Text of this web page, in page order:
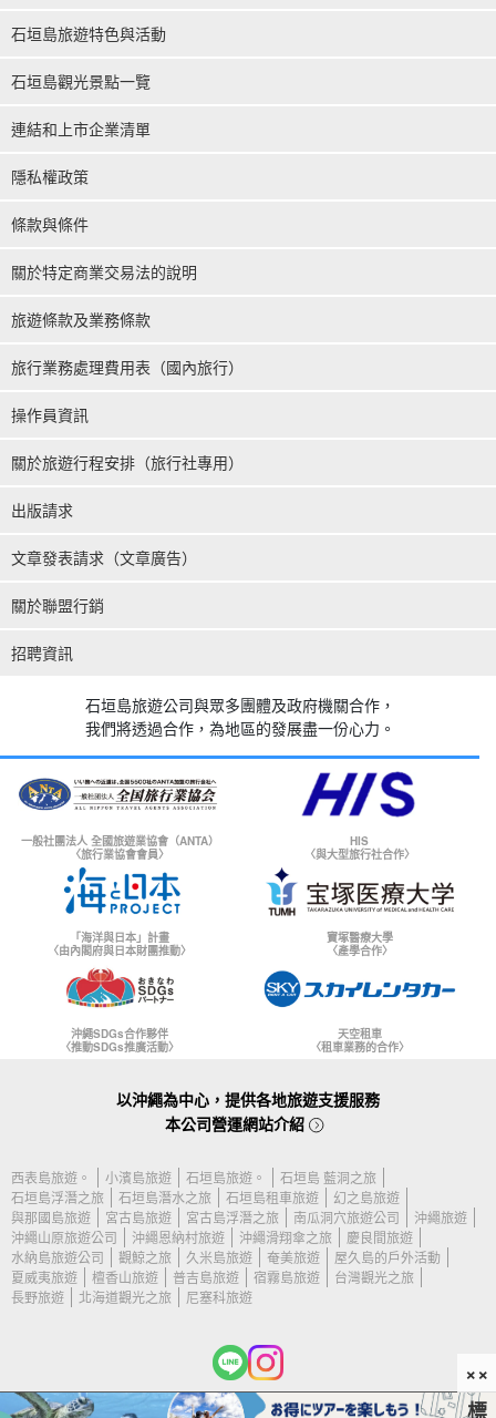
石垣島旅遊特色與活動
石垣島觀光景點一覽
連結和上市企業清單
隱私權政策
條款與條件
關於特定商業交易法的說明
旅遊條款及業務條款
旅行業務處理費用表（國內旅行）
操作員資訊
關於旅遊行程安排（旅行社專用）
出版請求
文章發表請求（文章廣告）
關於聯盟行銷
招聘資訊
石垣島旅遊公司與眾多團體及政府機關合作，
我們將透過合作，為地區的發展盡一份心力。
一般社團法人 全國旅遊業協會（ANTA）
〈旅行業協會會員〉
HIS
〈與大型旅行社合作〉
「海洋與日本」計畫
〈由內閣府與日本財團推動〉
寶塚醫療大學
〈產學合作〉
沖繩SDGs合作夥伴
〈推動SDGs推廣活動〉
天空租車
〈租車業務的合作〉
以沖繩為中心，提供各地旅遊支援服務
本公司營運網站介紹
西表島旅遊。 小濱島旅遊 石垣島旅遊。
石垣島 藍洞之旅
石垣島浮潛之旅
石垣島潛水之旅 石垣島租車旅遊
幻之島旅遊
與那國島旅遊
宮古島旅遊 宮古島浮潛之旅 南瓜洞穴旅遊公司
沖繩旅遊
沖繩山原旅遊公司
沖繩恩納村旅遊 沖繩滑翔傘之旅
慶良間旅遊
水納島旅遊公司
觀鯨之旅 久米島旅遊 奄美旅遊
屋久島的戶外活動
夏威夷旅遊
檀香山旅遊 普吉島旅遊 宿霧島旅遊
台灣觀光之旅
長野旅遊
北海道觀光之旅 尼塞科旅遊
(c) 2026 石垣島旅遊公司 版權所有。.
××
標